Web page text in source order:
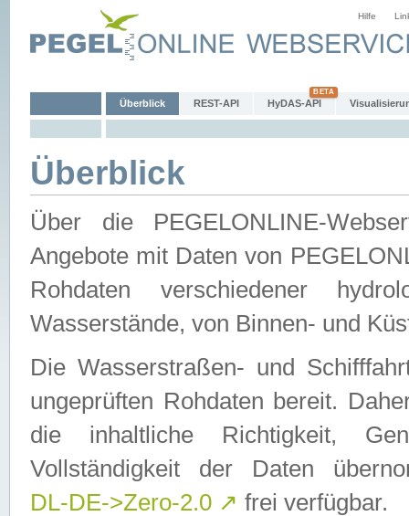
Hilfe
Überblick REST-API HyDAS-API
Überblick
Über die PEGELONLINE-
Angebote mit Daten von
Rohdaten verschiedener
Wasserstände, von Binnen- und
Die Wasserstraßen- und
ungeprüften Rohdaten bereit.
die inhaltliche Richtigkeit,
Vollständigkeit der Daten
DL-DE->Zero-2.0 ↗ frei verfügbar.